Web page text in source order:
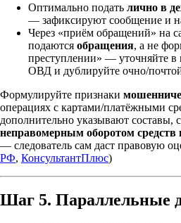
Оптимально подать лично в
— зафиксируют сообщение и
Через «приём обращений» на
подаются обращения, а не
преступлении» — уточняйте в
ОВД и дублируйте очно/
Формулируйте признаки
операциях с картами/платёжными
дополнительно указывают составы,
неправомерным оборотом
— следователь сам даст правовую
РФ, КонсультантПлюс)
Шаг 5. Параллельные